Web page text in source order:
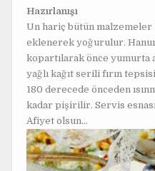
Hazırlanışı
Un hariç bütün malzemeler
eklenerek yoğurulur.
kopartılarak önce yumurta
yağlı kağıt serili fırın
180 derecede önceden
kadar pişirilir. Servis
Afiyet olsun…